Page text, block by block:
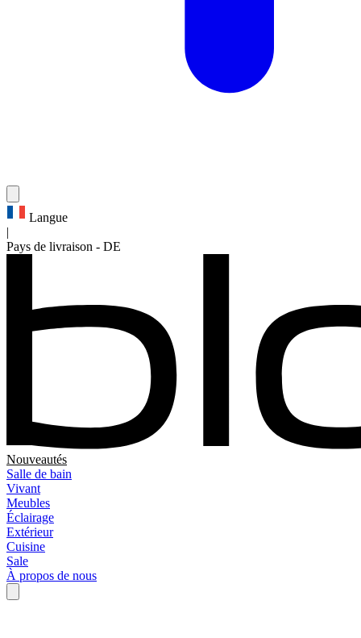
Langue
Pays de livraison - DE
Nouveautés
Salle de bain
Vivant
Meubles
Éclairage
Extérieur
Cuisine
Sale
À propos de nous